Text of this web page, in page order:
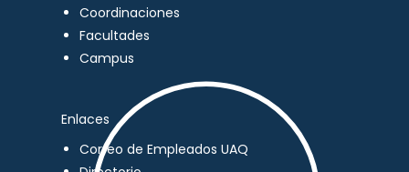
Coordinaciones
Facultades
Campus
Enlaces
Correo de Empleados UAQ